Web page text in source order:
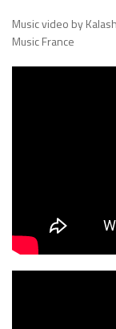
Music video by
Music France